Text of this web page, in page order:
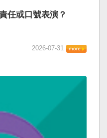
任或口號表演？
2026-07-31